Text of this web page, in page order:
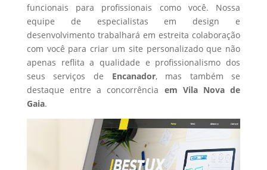
funcionais para profissionais como você. Nossa
equipe de especialistas em design e
desenvolvimento trabalhará em estreita colaboração
com você para criar um site personalizado que não
apenas reflita a qualidade e profissionalismo dos
seus serviços de Encanador, mas também se
destaque entre a concorrência em Vila Nova de
Gaia.